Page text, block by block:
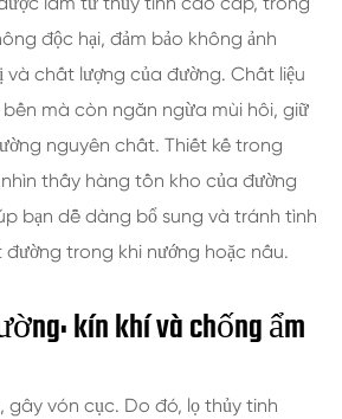
độc hại, đảm bảo không ảnh
và chất lượng của đường. Chất liệu
mà còn ngăn ngừa mùi hôi, giữ
nguyên chất. Thiết kế trong
thấy hàng tồn kho của đường
bạn dễ dàng bổ sung và tránh tình
đường trong khi nướng hoặc nấu.
kín khí và chống ẩm
vón cục. Do đó, lọ thủy tinh